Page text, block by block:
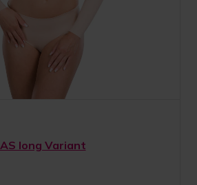
AS long Variant